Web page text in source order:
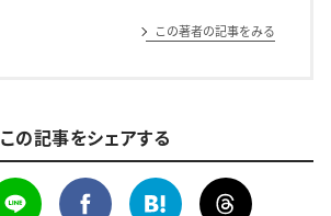
この著者の記事をみる
この記事をシェアする